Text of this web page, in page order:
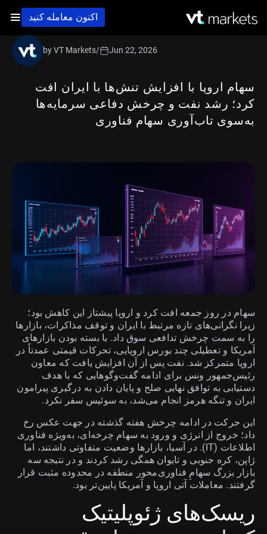
اکنون معامله کنید
سهام اروپا با افزایش تنش‌ها با ایران افت
کرد؛ رشد نفت و چرخش دفاعی سرمایه‌ها
به‌سوی تاب‌آوری سهام فناوری
by VT Markets/ Jun 22, 2026
سهام در روز جمعه افت کرد و اروپا پیشتاز این کاهش بود؛
زیرا نگرانی‌های تازه مرتبط با ایران و توقف مذاکرات، بازارها
را به سمت چرخش تدافعی سوق داد. با بسته بودن بازارهای
آمریکا و تعطیلی چند بورس اروپایی، تحرکات قیمتی عمدتاً در
اروپا متمرکز شد. نفت پس از آن افزایش یافت که معاون
رئیس‌جمهور ونس برای ادامه گفت‌وگوهایی که با هدف
دستیابی به توافق نهایی صلح و پایان دادن به درگیری پیرامون
ایران و تنگه هرمز انجام می‌شد، به سوئیس سفر نکرد.
این حرکت در ادامه چرخش هفته گذشته در جهت عکس رخ
داد؛ خروج از انرژی و ورود به سهام چرخه‌ای، به‌ویژه فناوری
اطلاعات (IT). در آسیا، بازارها وضعیت متفاوتی داشتند، اما
ژاپن، کره جنوبی و تایوان همگی رشد کردند و در نتیجه سه
بازار بزرگ سهامِ فناوری‌محور منطقه در محدوده مثبت قرار
گرفتند. معاملات آتی اروپا و آمریکا پایین‌تر بود.
ریسک‌های ژئوپلیتیک